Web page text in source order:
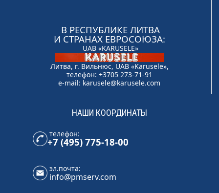
В РЕСПУБЛИКЕ ЛИТВА
И СТРАНАХ ЕВРОСОЮЗА:
UAB «KARUSELE»
Литва, г. Вильнюс, UAB «Karusele»,
телефон: +3705 273-71-91
e-mail: karusele@karusele.com
НАШИ КООРДИНАТЫ
телефон:
+7 (495) 775-18-00
эл.почта:
info@pmserv.com